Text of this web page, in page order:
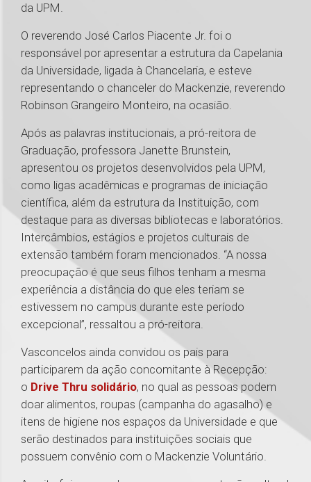
da UPM.
O reverendo José Carlos Piacente Jr. foi o
responsável por apresentar a estrutura da Capelania
da Universidade, ligada à Chancelaria, e esteve
representando o chanceler do Mackenzie, reverendo
Robinson Grangeiro Monteiro, na ocasião.
Após as palavras institucionais, a pró-reitora de
Graduação, professora Janette Brunstein,
apresentou os projetos desenvolvidos pela UPM,
como ligas acadêmicas e programas de iniciação
científica, além da estrutura da Instituição, com
destaque para as diversas bibliotecas e laboratórios.
Intercâmbios, estágios e projetos culturais de
extensão também foram mencionados. “A nossa
preocupação é que seus filhos tenham a mesma
experiência a distância do que eles teriam se
estivessem no campus durante este período
excepcional”, ressaltou a pró-reitora.
Vasconcelos ainda convidou os pais para
participarem da ação concomitante à Recepção:
o Drive Thru solidário, no qual as pessoas podem
doar alimentos, roupas (campanha do agasalho) e
itens de higiene nos espaços da Universidade e que
serão destinados para instituições sociais que
possuem convênio com o Mackenzie Voluntário.